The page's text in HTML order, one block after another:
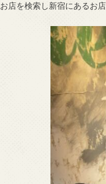
お店を検索し新宿にあるお